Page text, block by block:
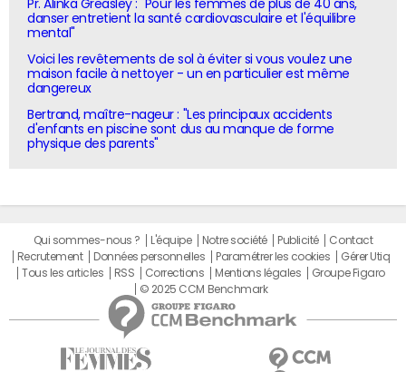
Pr. Alinka Greasley : "Pour les femmes de plus de 40 ans,
danser entretient la santé cardiovasculaire et l'équilibre
mental"
Voici les revêtements de sol à éviter si vous voulez une
maison facile à nettoyer - un en particulier est même
dangereux
Bertrand, maître-nageur : "Les principaux accidents
d'enfants en piscine sont dus au manque de forme
physique des parents"
Qui sommes-nous ? L'équipe Notre société Publicité
Contact
Recrutement
Données personnelles Paramétrer les cookies
Gérer Utiq
Tous les articles
RSS Corrections Mentions légales
Groupe Figaro
© 2025 CCM Benchmark